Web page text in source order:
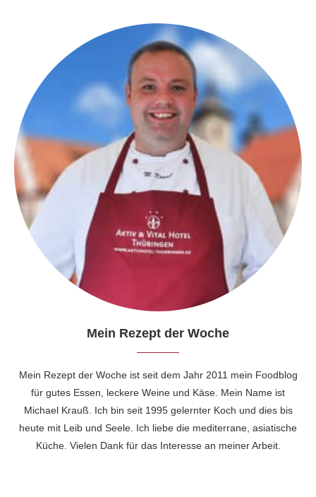
Mein Rezept der Woche
Mein Rezept der Woche ist seit dem Jahr 2011 mein Foodblog
für gutes Essen, leckere Weine und Käse. Mein Name ist
Michael Krauß. Ich bin seit 1995 gelernter Koch und dies bis
heute mit Leib und Seele. Ich liebe die mediterrane, asiatische
Küche. Vielen Dank für das Interesse an meiner Arbeit.